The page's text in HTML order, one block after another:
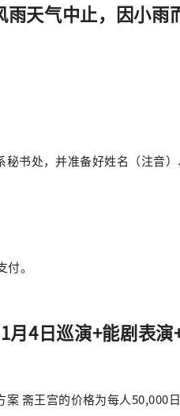
天气中止，因小雨
书处，并准备好姓名（注音
。
4日巡演+能剧表演
案 斋王宫的价格为每人50,000